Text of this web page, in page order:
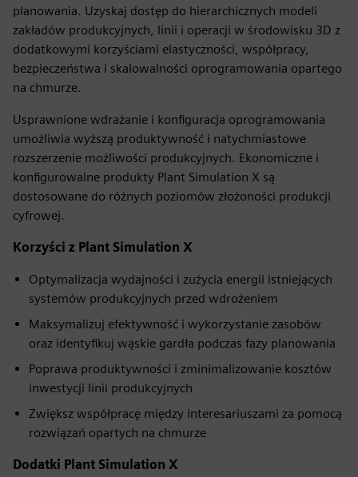
planowania. Uzyskaj dostęp do hierarchicznych modeli
zakładów produkcyjnych, linii i operacji w środowisku 3D z
dodatkowymi korzyściami elastyczności, współpracy,
bezpieczeństwa i skalowalności oprogramowania opartego
na chmurze.
Usprawnione wdrażanie i konfiguracja oprogramowania
umożliwia wyższą produktywność i natychmiastowe
rozszerzenie możliwości produkcyjnych. Ekonomiczne i
konfigurowalne produkty Plant Simulation X są
dostosowane do różnych poziomów złożoności produkcji
cyfrowej.
Korzyści z Plant Simulation X
Optymalizacja wydajności i zużycia energii istniejących
systemów produkcyjnych przed wdrożeniem
Maksymalizuj efektywność i wykorzystanie zasobów
oraz identyfikuj wąskie gardła podczas fazy planowania
Poprawa produktywności i zminimalizowanie kosztów
inwestycji linii produkcyjnych
Zwiększ współpracę między interesariuszami za pomocą
rozwiązań opartych na chmurze
Dodatki Plant Simulation X